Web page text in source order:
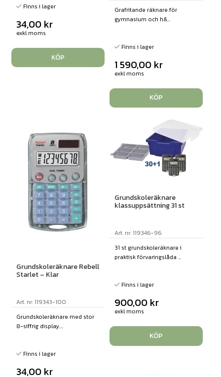
Finns i lager
34,00 kr
exkl moms
KÖP
Grafritande räknare för
gymnasium och h&...
Finns i lager
1 590,00 kr
exkl moms
KÖP
Grundskoleräknare Rebell
Starlet – Klar
Art. nr: 119343-100
Grundskoleräknare med stor
8-siffrig display....
Finns i lager
34,00 kr
Grundskoleräknare
klassuppsättning 31 st
Art. nr: 119346-96
31 st grundskoleräknare i
praktisk förvaringslåda ...
Finns i lager
900,00 kr
exkl moms
KÖP